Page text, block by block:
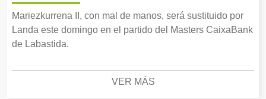
Mariezkurrena II, con mal de manos, será sustituido por
Landa este domingo en el partido del Masters CaixaBank
de Labastida.
VER MÁS